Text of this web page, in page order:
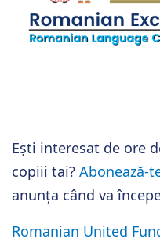
Ești interesat de ore
copiii tai? Abonează-
anunța când va
Romanian United